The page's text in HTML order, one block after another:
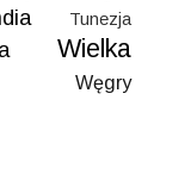
Tunezja
Wielka
Węgry